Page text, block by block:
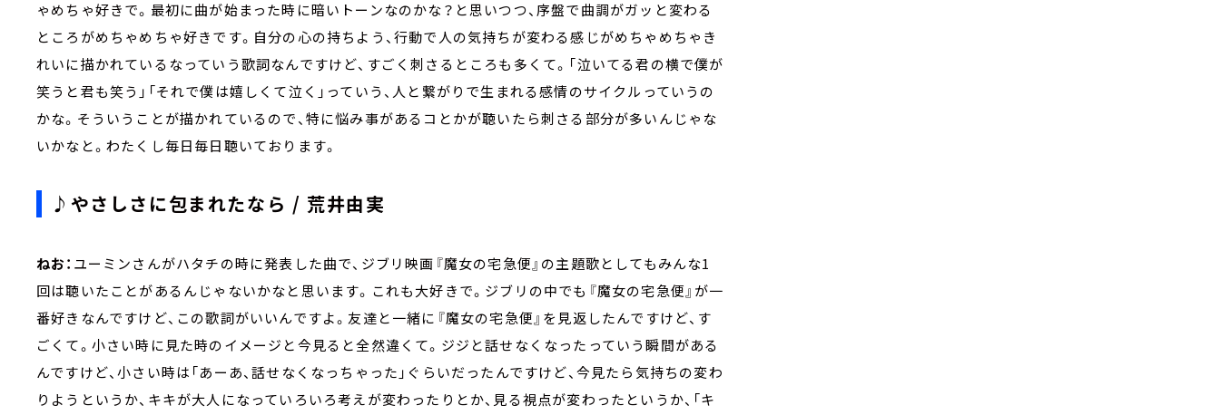
ゃめちゃ好きで。最初に曲が始まった時に暗いトーンなのかな？と思いつつ、序盤で曲調がガッと変わる
ところがめちゃめちゃ好きです。自分の心の持ちよう、行動で人の気持ちが変わる感じがめちゃめちゃき
れいに描かれているなっていう歌詞なんですけど、すごく刺さるところも多くて。「泣いてる君の横で僕が
笑うと君も笑う」「それで僕は嬉しくて泣く」っていう、人と繋がりで生まれる感情のサイクルっていうの
かな。そういうことが描かれているので、特に悩み事があるコとかが聴いたら刺さる部分が多いんじゃな
いかなと。わたくし毎日毎日聴いております。
♪やさしさに包まれたなら / 荒井由実
ねお： ユーミンさんがハタチの時に発表した曲で、ジブリ映画『魔女の宅急便』の主題歌としてもみんな1
回は聴いたことがあるんじゃないかなと思います。これも大好きで。ジブリの中でも『魔女の宅急便』が一
番好きなんですけど、この歌詞がいいんですよ。友達と一緒に『魔女の宅急便』を見返したんですけど、す
ごくて。小さい時に見た時のイメージと今見ると全然違くて。ジジと話せなくなったっていう瞬間がある
んですけど、小さい時は「あーあ、話せなくなっちゃった」ぐらいだったんですけど、今見たら気持ちの変わ
りようというか、キキが大人になっていろいろ考えが変わったりとか、見る視点が変わったというか、「キ